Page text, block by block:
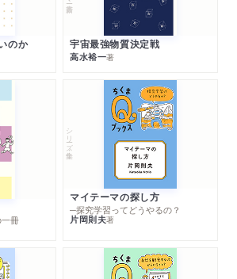
のか 宇宙最強物質決定戦
高水裕一著
冊
シリーズ・全集
マイテーマの探し方
─探究学習ってどうやるの？
片岡則夫著